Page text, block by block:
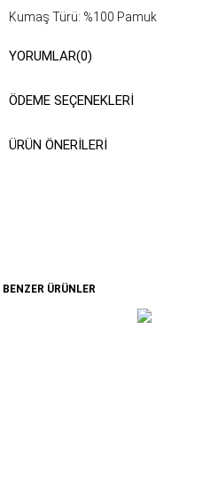
Kumaş Türü: %100 Pamuk
talimatına ulaşabilirsiniz.
YORUMLAR(0)
ÖDEME SEÇENEKLERI
ÜRÜN ÖNERILERI
BENZER ÜRÜNLER